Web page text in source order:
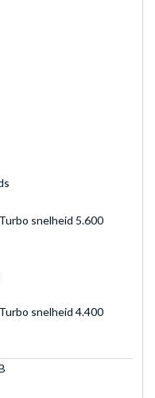
snelheid 5.600
snelheid 4.400